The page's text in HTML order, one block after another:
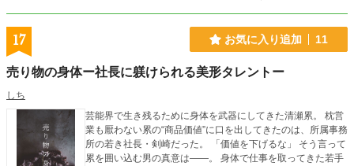
17 お気に入り追加 11
売り物の身体ー社長に躾けられる美形タレントー
しち
芸能界で生き残るために身体を武器にしてきた清瀬累。 枕営
業も厭わない累の“商品価値”に口を出してきたのは、所属事務
所の若き社長・剣崎だった。 「価値を下げるな」 そう言って
累を囲い込む男の真意は――。 身体で仕事を取ってきた若手